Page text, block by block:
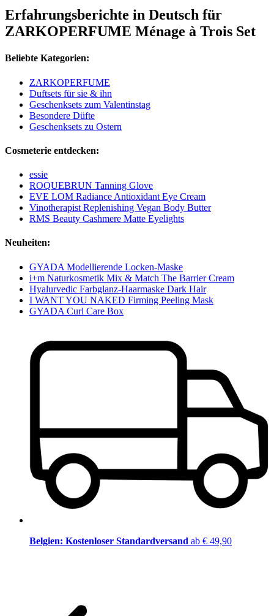
Erfahrungsberichte in Deutsch für
ZARKOPERFUME Ménage à Trois Set
Beliebte Kategorien:
ZARKOPERFUME
Duftsets für sie & ihn
Geschenksets zum Valentinstag
Besondere Düfte
Geschenksets zu Ostern
Cosmeterie entdecken:
essie
ROQUEBRUN Tanning Glove
EVE LOM Radiance Antioxidant Eye Cream
Vinotherapist Replenishing Vegan Body Butter
RMS Beauty Cashmere Matte Eyelights
Neuheiten:
GYADA Modellierende Locken-Maske
i+m Naturkosmetik Mix & Match The Barrier Cream
Hyalurvedic Farbglanz-Haarmaske Dark Hair
I WANT YOU NAKED Firming Peeling Mask
GYADA Curl Care Box
Belgien: Kostenloser Standardversand ab € 49,90